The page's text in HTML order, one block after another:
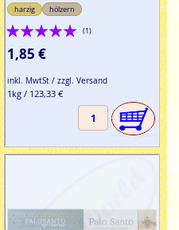
harzig hölzern
Bewertung:
100%
(1)
1,85 €
inkl. MwtSt / zzgl. Versand
1kg / 123,33 €